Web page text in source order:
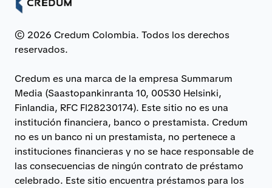
© 2026 Credum Colombia. Todos los derechos
reservados.
Credum es una marca de la empresa Summarum
Media (Saastopankinranta 10, 00530 Helsinki,
Finlandia, RFC FI28230174). Este sitio no es una
institución financiera, banco o prestamista. Credum
no es un banco ni un prestamista, no pertenece a
instituciones financieras y no se hace responsable de
las consecuencias de ningún contrato de préstamo
celebrado. Este sitio encuentra préstamos para los